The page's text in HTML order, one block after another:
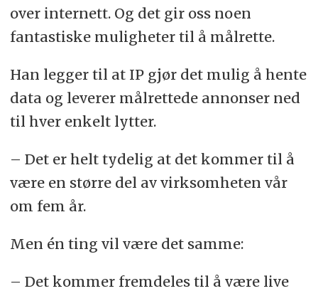
over internett. Og det gir oss noen
fantastiske muligheter til å målrette.
Han legger til at IP gjør det mulig å hente
data og leverer målrettede annonser ned
til hver enkelt lytter.
– Det er helt tydelig at det kommer til å
være en større del av virksomheten vår
om fem år.
Men én ting vil være det samme:
– Det kommer fremdeles til å være live